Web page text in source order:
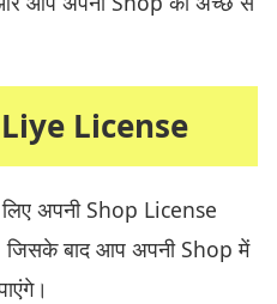
License
अपनी Shop License
जिसके बाद आप अपनी Shop में